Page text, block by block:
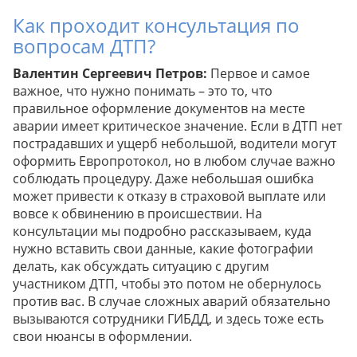
Как проходит консультация по
вопросам ДТП?
Валентин Сергеевич Петров: Первое и самое
важное, что нужно понимать – это то, что
правильное оформление документов на месте
аварии имеет критическое значение. Если в ДТП нет
пострадавших и ущерб небольшой, водители могут
оформить Европротокол, но в любом случае важно
соблюдать процедуру. Даже небольшая ошибка
может привести к отказу в страховой выплате или
вовсе к обвинению в происшествии. На
консультации мы подробно рассказываем, куда
нужно вставить свои данные, какие фотографии
делать, как обсуждать ситуацию с другим
участником ДТП, чтобы это потом не обернулось
против вас. В случае сложных аварий обязательно
вызываются сотрудники ГИБДД, и здесь тоже есть
свои нюансы в оформлении.